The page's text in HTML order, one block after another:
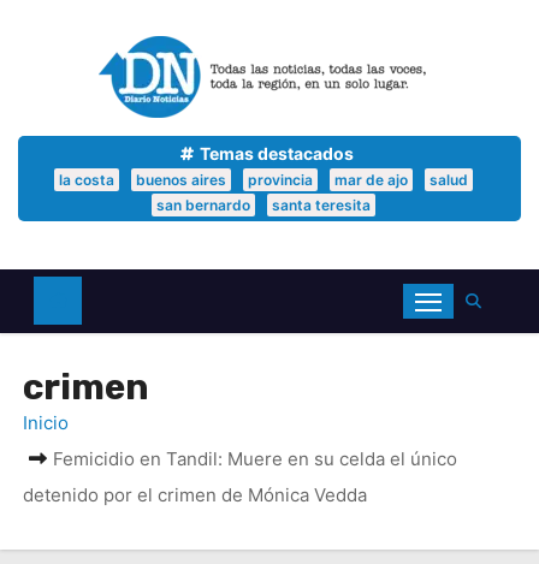
i
Temas destacados
la costa buenos aires provincia mar de ajo
salud
san bernardo
santa teresita
crimen
Inicio
Femicidio en Tandil: Muere en su celda el único
detenido por el crimen de Mónica Vedda